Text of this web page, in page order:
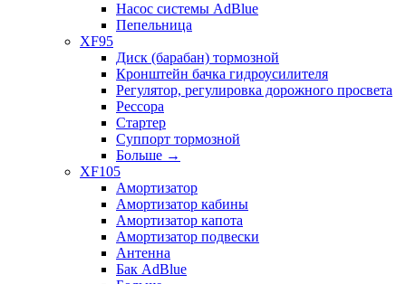
Насос системы AdBlue
Пепельница
XF95
Диск (барабан) тормозной
Кронштейн бачка гидроусилителя
Регулятор, регулировка дорожного просвета
Рессора
Стартер
Суппорт тормозной
Больше →
XF105
Амортизатор
Амортизатор кабины
Амортизатор капота
Амортизатор подвески
Антенна
Бак AdBlue